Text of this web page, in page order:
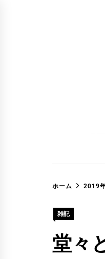
ホーム 2019
雑記
堂々